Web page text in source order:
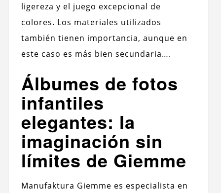
ligereza y el juego excepcional de
colores. Los materiales utilizados
también tienen importancia, aunque en
este caso es más bien secundaria….
Álbumes de fotos
infantiles
elegantes: la
imaginación sin
límites de Giemme
Manufaktura Giemme es especialista en